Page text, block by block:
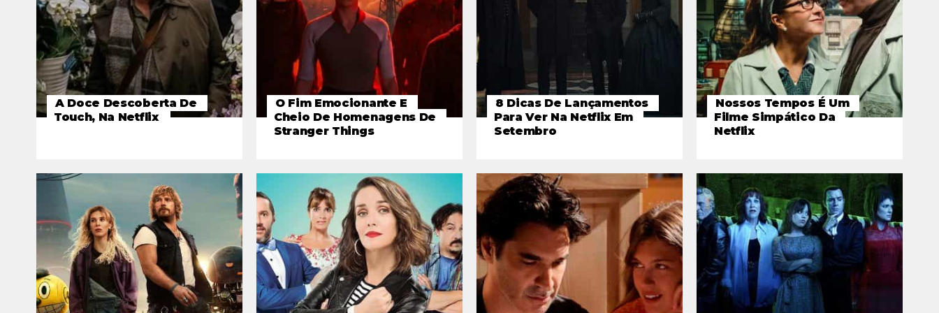
A Doce Descoberta De
Touch, Na Netflix
O Fim Emocionante E
Cheio De Homenagens De
Stranger Things
8 Dicas De Lançamentos
Para Ver Na Netflix Em
Setembro
Nossos Tempos É Um
Filme Simpático Da
Netflix